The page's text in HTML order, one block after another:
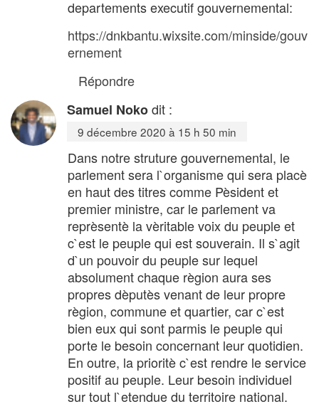
departements executif gouvernemental:
https://dnkbantu.wixsite.com/minside/gouv
ernement
Répondre
Samuel Nokodit :
9 décembre 2020 à 15 h 50 min
Dans notre struture gouvernemental, le
parlement sera l`organisme qui sera placè
en haut des titres comme Pèsident et
premier ministre, car le parlement va
reprèsentè la vèritable voix du peuple et
c`est le peuple qui est souverain. Il s`agit
d`un pouvoir du peuple sur lequel
absolument chaque règion aura ses
propres dèputès venant de leur propre
règion, commune et quartier, car c`est
bien eux qui sont parmis le peuple qui
porte le besoin concernant leur quotidien.
En outre, la prioritè c`est rendre le service
positif au peuple. Leur besoin individuel
sur tout l`etendue du territoire national.